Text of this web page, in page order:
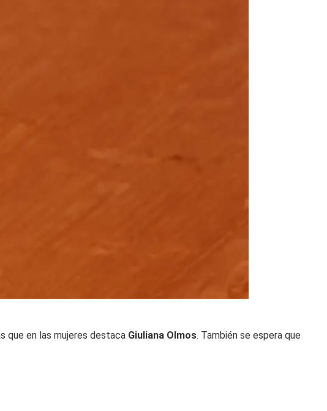
que en las mujeres destaca Giuliana Olmos. También se espera que